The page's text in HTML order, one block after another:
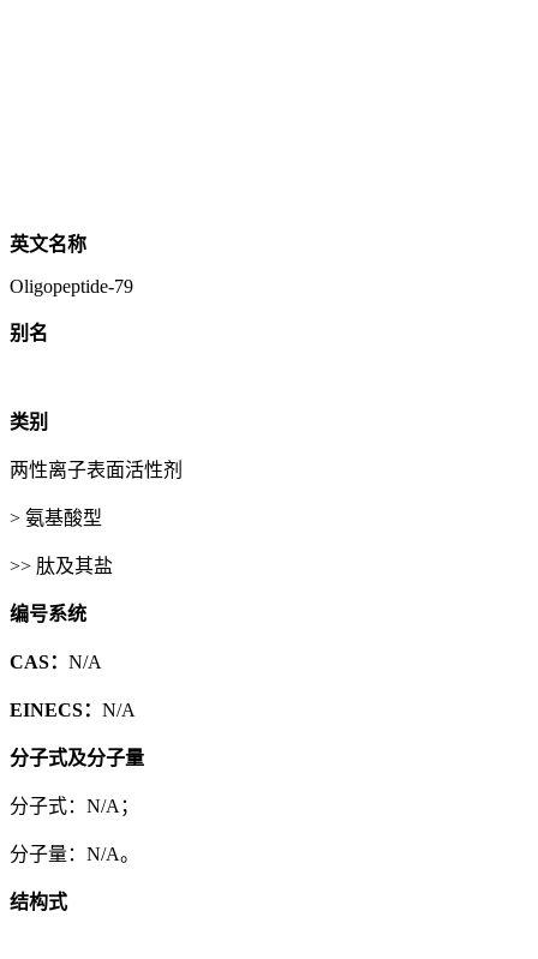
英文名称
Oligopeptide-79
别名
类别
两性离子表面活性剂
> 氨基酸型
>> 肽及其盐
编号系统
CAS： N/A
EINECS： N/A
分子式及分子量
分子式：N/A；
分子量：N/A。
结构式